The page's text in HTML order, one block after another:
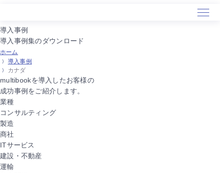
ホーム
サービス
導入事例
セミナー
会社概要
導入事例
導入事例集のダウンロード
ホーム
導入事例
カナダ
multibookを導入したお客様の
成功事例をご紹介します。
業種
コンサルティング
製造
商社
ITサービス
建設・不動産
運輸